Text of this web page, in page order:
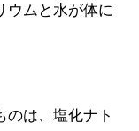
ウムと水が体に
のは、塩化ナト